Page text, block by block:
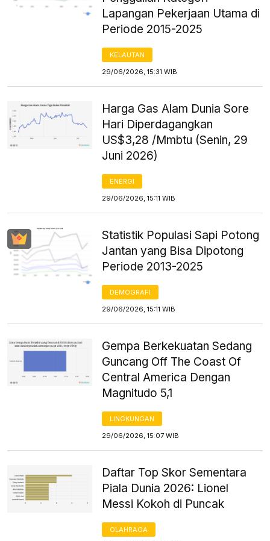
Lapangan Pekerjaan Utama di
Periode 2015-2025
KELAUTAN
29/06/2026, 15:31 WIB
Harga Gas Alam Dunia Sore
Hari Diperdagangkan
US$3,28 /Mmbtu (Senin, 29
Juni 2026)
ENERGI
29/06/2026, 15:11 WIB
Statistik Populasi Sapi Potong
Jantan yang Bisa Dipotong
Periode 2013-2025
DEMOGRAFI
29/06/2026, 15:11 WIB
Gempa Berkekuatan Sedang
Guncang Off The Coast Of
Central America Dengan
Magnitudo 5,1
LINGKUNGAN
29/06/2026, 15:07 WIB
Daftar Top Skor Sementara
Piala Dunia 2026: Lionel
Messi Kokoh di Puncak
OLAHRAGA